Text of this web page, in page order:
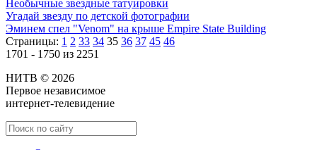
Необычные звездные татуировки
Угадай звезду по детской фотографии
Эминем спел "Venom" на крыше Empire State Building
Страницы: 1 2 33 34 35 36 37 45 46
1701 - 1750 из 2251
НИТВ © 2026
Первое независимое
интернет-телевидение